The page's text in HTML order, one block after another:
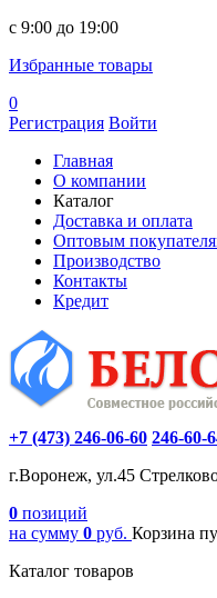
c 9:00 до 19:00
Избранные товары
0
Регистрация Войти
Главная
О компании
Каталог
Доставка и оплата
Оптовым
Производство
Контакты
Кредит
+7 (473) 246-06-60 246-60-
г.Воронеж, ул.45
0 позиций
на сумму 0 руб. Корзина
Каталог товаров